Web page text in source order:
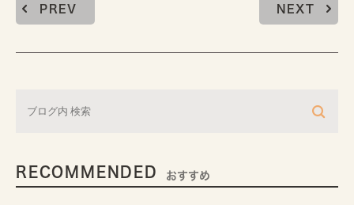
PREV NEXT
RECOMMENDED おすすめ